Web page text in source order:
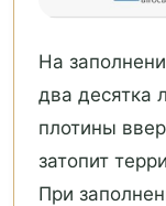
На
два десятка
плотины
затопит
При